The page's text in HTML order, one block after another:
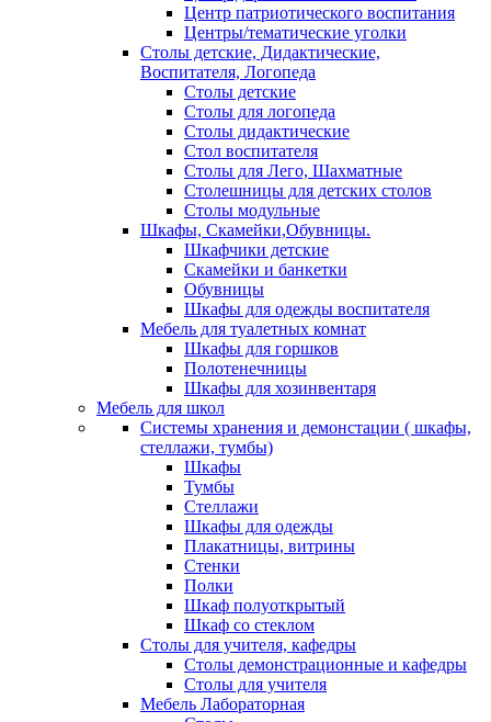
Центр патриотического воспитания
Центры/тематические уголки
Столы детские, Дидактические,
Воспитателя, Логопеда
Столы детские
Столы для логопеда
Столы дидактические
Стол воспитателя
Столы для Лего, Шахматные
Столешницы для детских столов
Столы модульные
Шкафы, Скамейки,Обувницы.
Шкафчики детские
Скамейки и банкетки
Обувницы
Шкафы для одежды воспитателя
Мебель для туалетных комнат
Шкафы для горшков
Полотенечницы
Шкафы для хозинвентаря
Мебель для школ
Системы хранения и демонстации ( шкафы,
стеллажи, тумбы)
Шкафы
Тумбы
Стеллажи
Шкафы для одежды
Плакатницы, витрины
Стенки
Полки
Шкаф полуоткрытый
Шкаф со стеклом
Столы для учителя, кафедры
Столы демонстрационные и кафедры
Столы для учителя
Мебель Лабораторная